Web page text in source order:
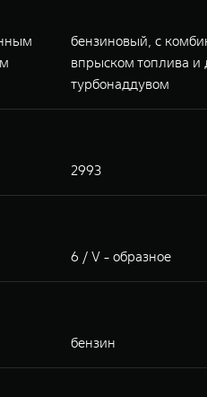
бензиновый, с
впрыском топлива
турбонаддувом
2993
6 / V - образное
бензин